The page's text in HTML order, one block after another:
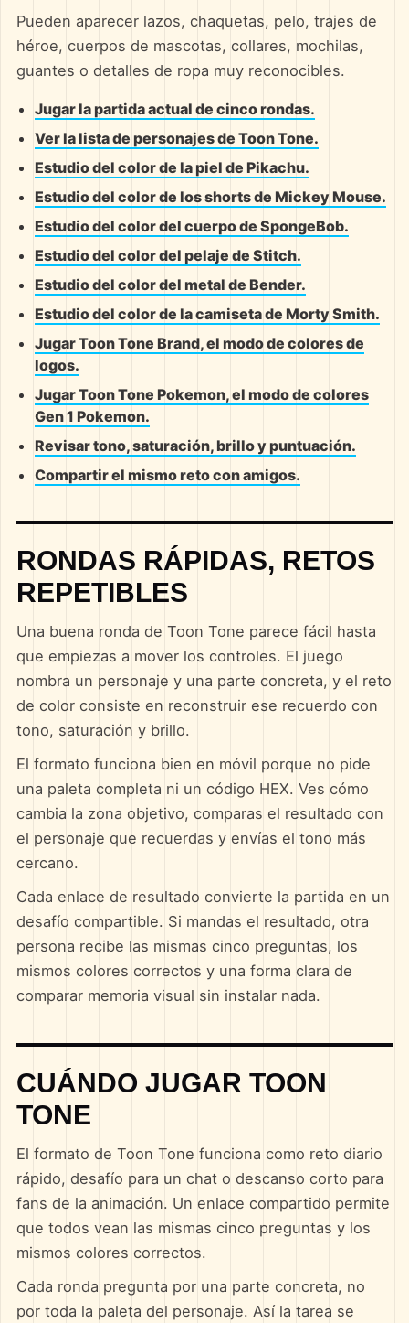
Pueden aparecer lazos, chaquetas, pelo, trajes de
héroe, cuerpos de mascotas, collares, mochilas,
guantes o detalles de ropa muy reconocibles.
Jugar la partida actual de cinco rondas.
Ver la lista de personajes de Toon Tone.
Estudio del color de la piel de Pikachu.
Estudio del color de los shorts de Mickey Mouse.
Estudio del color del cuerpo de SpongeBob.
Estudio del color del pelaje de Stitch.
Estudio del color del metal de Bender.
Estudio del color de la camiseta de Morty Smith.
Jugar Toon Tone Brand, el modo de colores de
logos.
Jugar Toon Tone Pokemon, el modo de colores
Gen 1 Pokemon.
Revisar tono, saturación, brillo y puntuación.
Compartir el mismo reto con amigos.
RONDAS RÁPIDAS, RETOS
REPETIBLES
Una buena ronda de Toon Tone parece fácil hasta
que empiezas a mover los controles. El juego
nombra un personaje y una parte concreta, y el reto
de color consiste en reconstruir ese recuerdo con
tono, saturación y brillo.
El formato funciona bien en móvil porque no pide
una paleta completa ni un código HEX. Ves cómo
cambia la zona objetivo, comparas el resultado con
el personaje que recuerdas y envías el tono más
cercano.
Cada enlace de resultado convierte la partida en un
desafío compartible. Si mandas el resultado, otra
persona recibe las mismas cinco preguntas, los
mismos colores correctos y una forma clara de
comparar memoria visual sin instalar nada.
CUÁNDO JUGAR TOON
TONE
El formato de Toon Tone funciona como reto diario
rápido, desafío para un chat o descanso corto para
fans de la animación. Un enlace compartido permite
que todos vean las mismas cinco preguntas y los
mismos colores correctos.
Cada ronda pregunta por una parte concreta, no
por toda la paleta del personaje. Así la tarea se